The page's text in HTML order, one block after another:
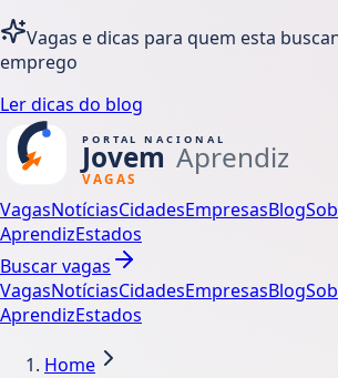
Vagas e dicas para quem esta
emprego
Ler dicas do blog
VagasNotíciasCidadesEmpresasBlog
AprendizEstados
Buscar vagas
VagasNotíciasCidadesEmpresasBlog
AprendizEstados
Home